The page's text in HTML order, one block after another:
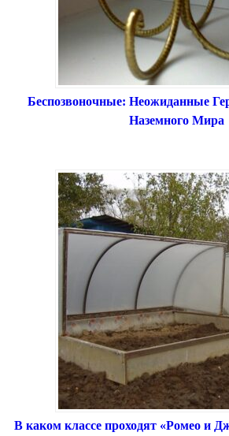
Беспозвоночные: Неожиданные
Наземного Мира
В каком классе проходят «Ромео и